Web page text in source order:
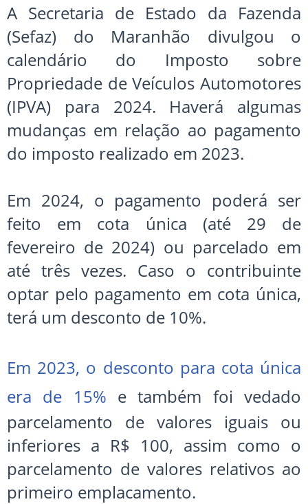
A Secretaria de Estado da Fazenda
(Sefaz) do Maranhão divulgou o
calendário do Imposto sobre
Propriedade de Veículos Automotores
(IPVA) para 2024. Haverá algumas
mudanças em relação ao pagamento
do imposto realizado em 2023.
Em 2024, o pagamento poderá ser
feito em cota única (até 29 de
fevereiro de 2024) ou parcelado em
até três vezes. Caso o contribuinte
optar pelo pagamento em cota única,
terá um desconto de 10%.
Em 2023, o desconto para cota única
era de 15% e também foi vedado
parcelamento de valores iguais ou
inferiores a R$ 100, assim como o
parcelamento de valores relativos ao
primeiro emplacamento.